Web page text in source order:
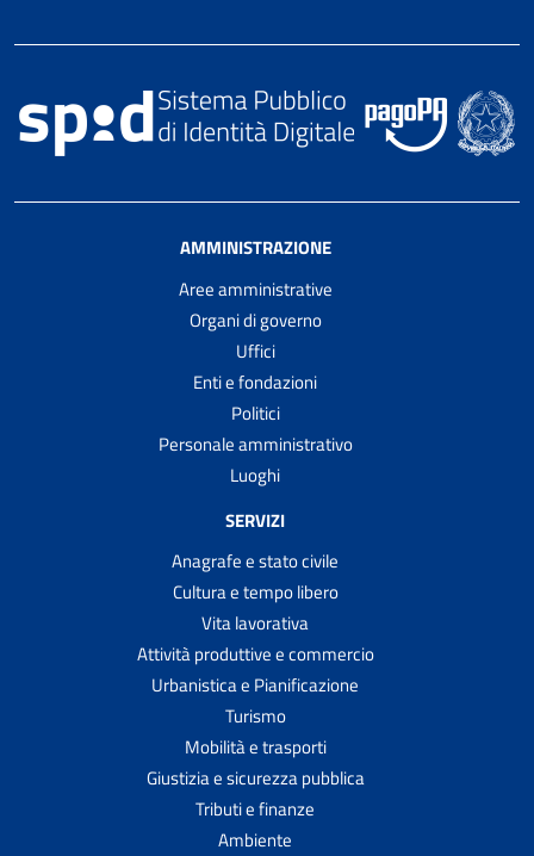
AMMINISTRAZIONE
Aree amministrative
Organi di governo
Uffici
Enti e fondazioni
Politici
Personale amministrativo
Luoghi
SERVIZI
Anagrafe e stato civile
Cultura e tempo libero
Vita lavorativa
Attività produttive e commercio
Urbanistica e Pianificazione
Turismo
Mobilità e trasporti
Giustizia e sicurezza pubblica
Tributi e finanze
Ambiente